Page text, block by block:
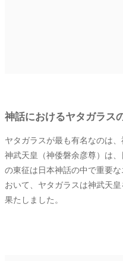
神話におけるヤタガラス
ヤタガラスが最も有名なのは
神武天皇（神倭磐余彦尊）は
の東征は日本神話の中で重要
おいて、ヤタガラスは神武天
果たしました。